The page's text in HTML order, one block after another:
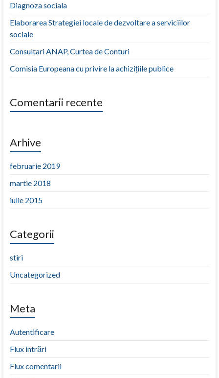
Diagnoza sociala
Elaborarea Strategiei locale de dezvoltare a serviciilor
sociale
Consultari ANAP, Curtea de Conturi
Comisia Europeana cu privire la achizițiile publice
Comentarii recente
Arhive
februarie 2019
martie 2018
iulie 2015
Categorii
stiri
Uncategorized
Meta
Autentificare
Flux intrări
Flux comentarii